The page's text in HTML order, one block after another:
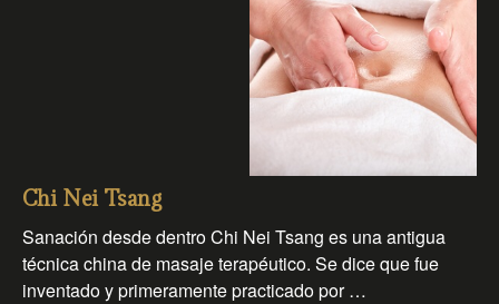
Chi Nei Tsang
Sanación desde dentro Chi Nei Tsang es una antigua
técnica china de masaje terapéutico. Se dice que fue
inventado y primeramente practicado por …